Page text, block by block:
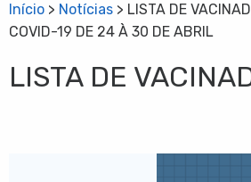
Início > Notícias > LISTA DE
COVID-19 DE 24 À 30 DE ABRIL
LISTA DE